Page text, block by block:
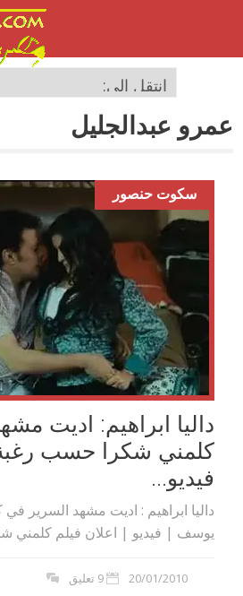
عمرو عبدالجليل
سكوت حنصور
داليا ابراهيم: اديت
كلمني شكرا حسب
فيديو...
داليا ابراهيم : اديت مشهد السرير
يوسف | فيديو | اعلان فيلم كلمني
20/01/2010 9 تعليق